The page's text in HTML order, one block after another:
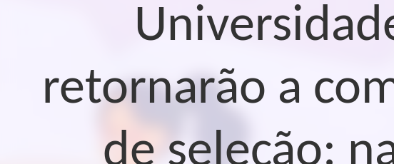
retornarão a
de seleção: